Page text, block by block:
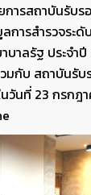
การสถาบันรับ
ารสำรวจระดั
บาลรัฐ ประจำ
วมกับ สถาบันรั
วันที่ 23 กรกฎ